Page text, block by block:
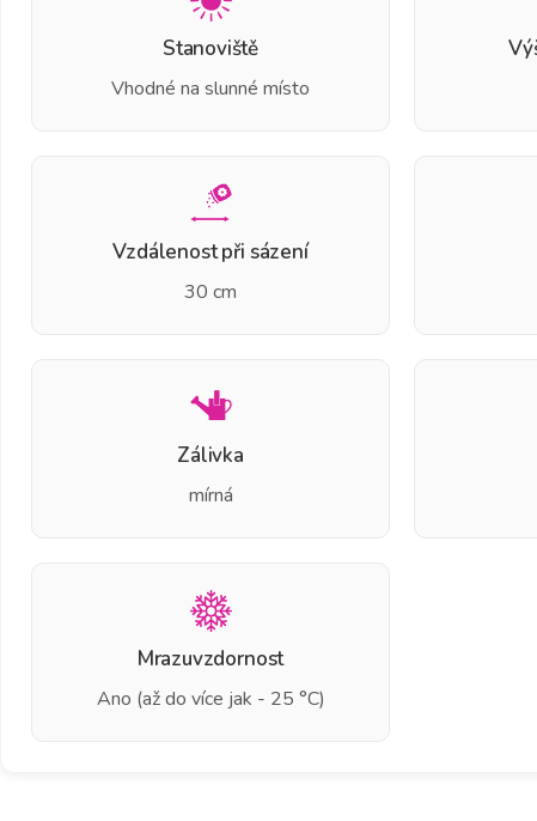
Stanoviště
Vhodné na slunné místo
Vzdálenost při sázení
30 cm
Zálivka
mírná
Mrazuvzdornost
Ano (až do více jak - 25 °C)